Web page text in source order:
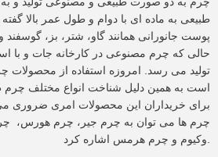
طبیعی به ماده ای با دوام و طول عمر بالا
پوست جانورانی همانند گاو، شتر، بز،
حالی که چرم مصنوعی در کارخانه جات و با
تولید می رسد. امروزه استفاده از محصولات
است به همین دلیل شناخت انواع مختلف چرم
برای خریداران این محصولات امری ضروری می
چرم ها می توان به چرم جیر، چرم هورس،
وکیوم و چرم هرمس اشاره کرد.